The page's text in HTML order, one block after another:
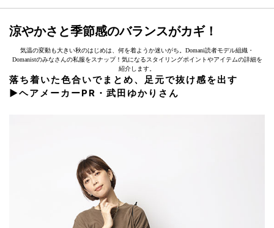
涼やかさと季節感のバランスがカギ！
気温の変動も大きい秋のはじめは、何を着ようか迷いがち。Domani読者モデル組織・
Domanistのみなさんの私服をスナップ！気になるスタイリングポイントやアイテムの詳細を
紹介します。
落ち着いた色合いでまとめ、足元で抜け感を出す
▶︎ヘアメーカーPR・武田ゆかりさん